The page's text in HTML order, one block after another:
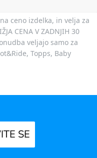
ceno izdelka, in velja za
CENA V ZADNJIH 30
veljajo samo za
Topps, Baby
SE